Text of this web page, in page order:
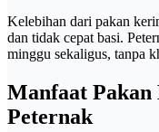
Kelebihan dari pakan
dan tidak cepat basi.
minggu sekaligus, tanpa
Manfaat
Peternak